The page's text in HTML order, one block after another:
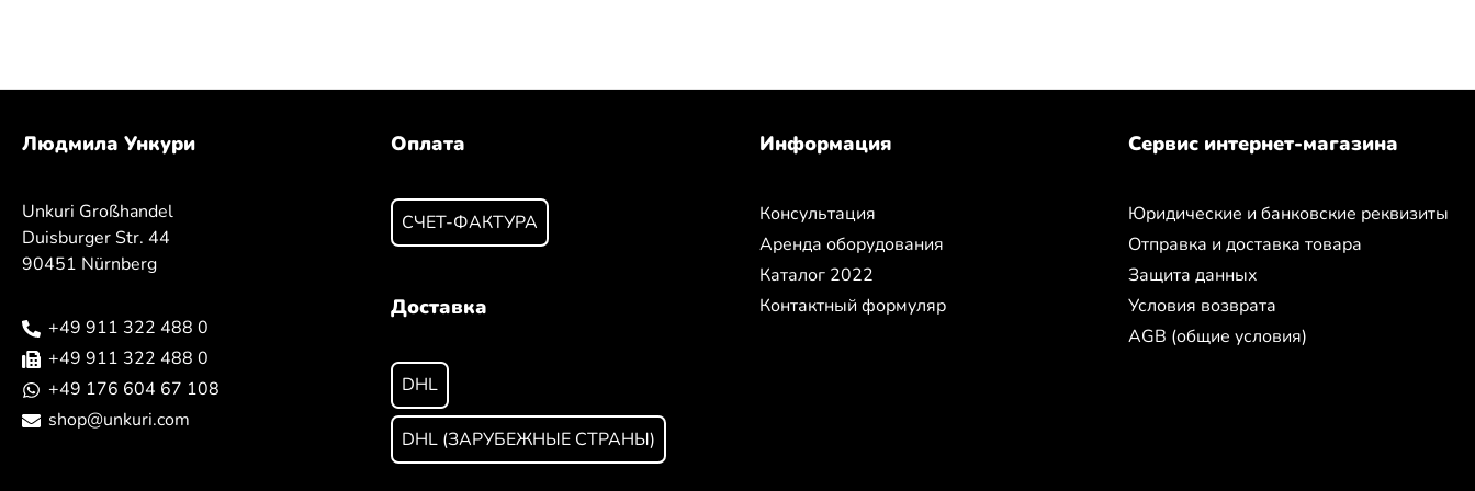
Людмила Ункури
Unkuri Großhandel
Duisburger Str. 44
90451 Nürnberg
+49 911 322 488 0
+49 911 322 488 0
+49 176 604 67 108
shop@unkuri.com
Оплата
СЧЕТ-ФАКТУРА
Доставка
DHL
DHL (ЗАРУБЕЖНЫЕ СТРАНЫ)
Информация
Консультация
Аренда оборудования
Каталог 2022
Контактный формуляр
Сервис интернет-магазина
Юридические и банковские реквизиты
Отправка и доставка товара
Защита данных
Условия возврата
AGB (общие условия)